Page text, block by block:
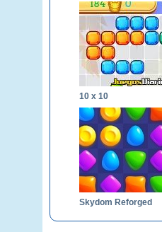
10 x 10
Skydom Reforged